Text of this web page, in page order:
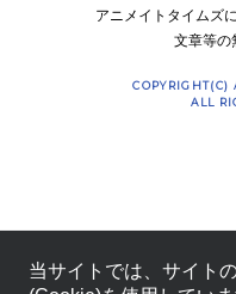
アニメイトタイムズ
文章等の
COPYRIGHT(C)
ALL
当サイトでは、サイト